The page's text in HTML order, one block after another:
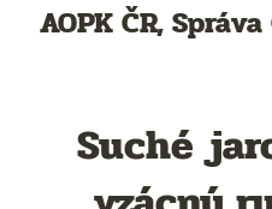
AOPK ČR,
Suché